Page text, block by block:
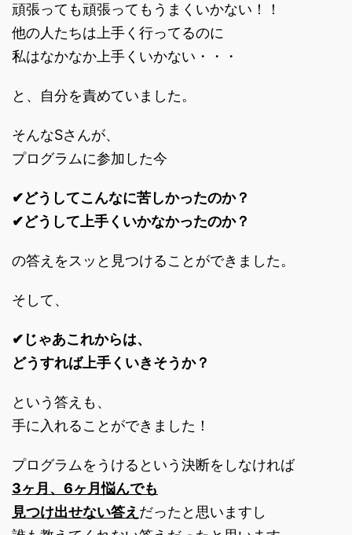
頑張っても頑張ってもうまくいかない！！
他の人たちは上手く行ってるのに
私はなかなか上手くいかない・・・
と、自分を責めていました。
そんなSさんが、
プログラムに参加した今
✔どうしてこんなに苦しかったのか？
✔どうして上手くいかなかったのか？
の答えをスッと見つけることができました。
そして、
✔じゃあこれからは、
どうすれば上手くいきそうか？
という答えも、
手に入れることができました！
プログラムをうけるという決断をしなければ
3ヶ月、6ヶ月悩んでも
見つけ出せない答え だったと思いますし